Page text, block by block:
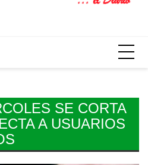
SE CORTA
A USUARIOS